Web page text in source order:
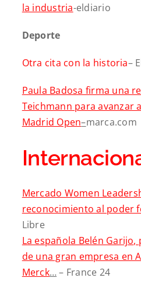
la industria-eldiario
Deporte
Otra cita con la historia–
Paula Badosa firma una
Teichmann para avanzar
Madrid Open–marca.com
Mercado Women
reconocimiento al poder
Libre
La española Belén
de una gran empresa en
Merck…– France 24